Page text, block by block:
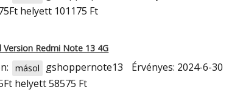
helyett 101175 Ft
Version Redmi Note 13 4G
másol gshoppernote13
Érvényes: 2024-6-30
helyett 58575 Ft